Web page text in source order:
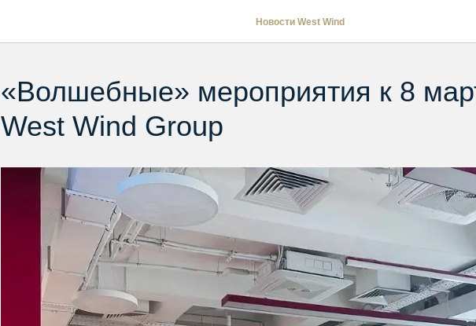
Новости West Wind
«Волшебные» мероприятия к 8
West Wind Group